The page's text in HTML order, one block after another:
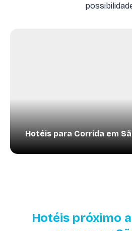
Hotéis para Corrida em
Hotéis próximo